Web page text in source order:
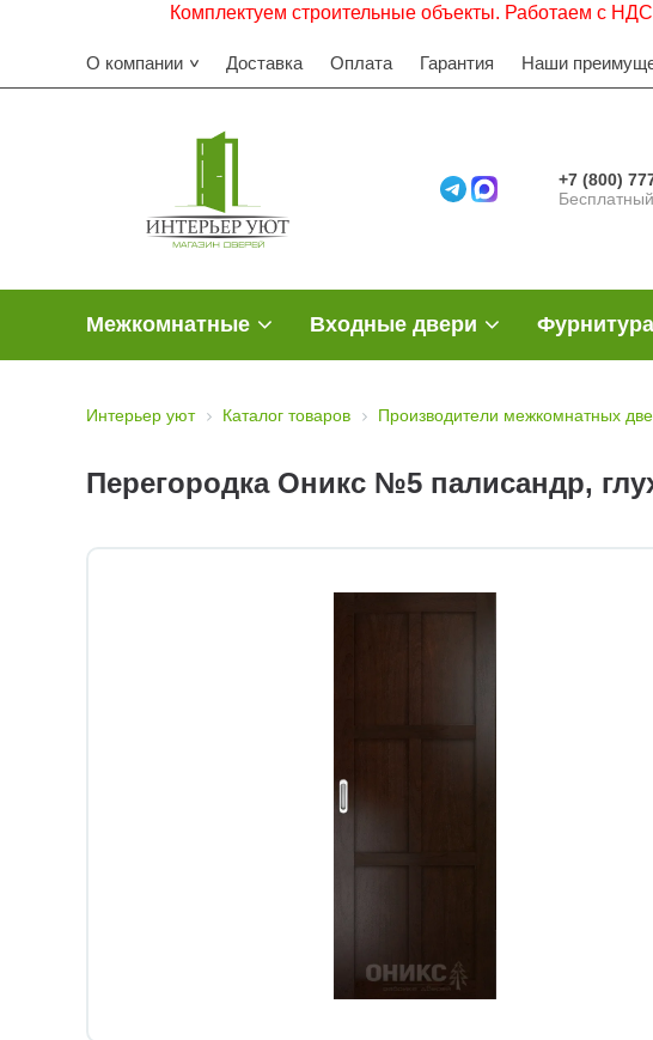
Комплектуем строительные объекты. Работаем с НДС. Заявки
О компании Доставка Оплата Гарантия Наши
+7 (800)
Межкомнатные Входные двери Фурнитура
Интерьер уют Каталог товаров Производители межкомнатных
Перегородка Оникс №5 палисандр,